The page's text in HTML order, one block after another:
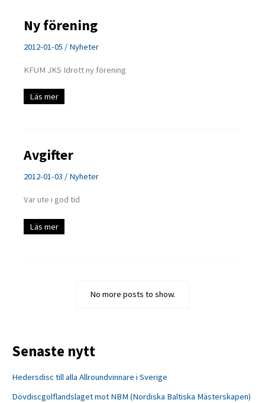
Ny förening
2012-01-05 / Nyheter
KFUM JKS Idrott ny förening
Ny
förening
Läs mer
Avgifter
2012-01-03 / Nyheter
Var ute i god tid
Avgifter
Läs mer
No more posts to show.
Senaste nytt
Hedersdisc till alla Allroundvinnare i Sverige
Dövdiscgolflandslaget mot NBM (Nordiska Baltiska Mästerskapen)